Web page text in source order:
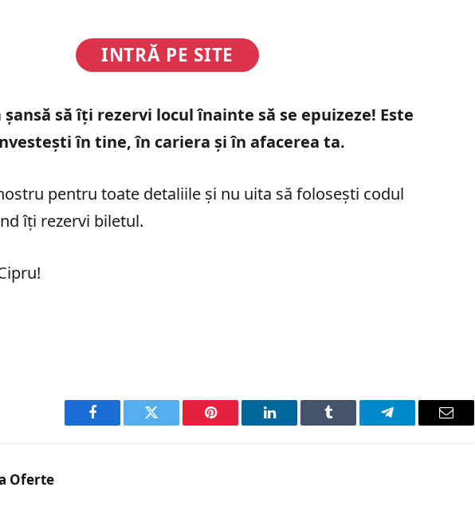
INTRĂ PE SITE
să îți rezervi locul înainte să se epuizeze! Este
în tine, în cariera și în afacerea ta.
pentru toate detaliile și nu uita să folosești codul
îți rezervi biletul.
Facebook Twitter Pinterest LinkedIn Tumblr Telegram Email
Oferte